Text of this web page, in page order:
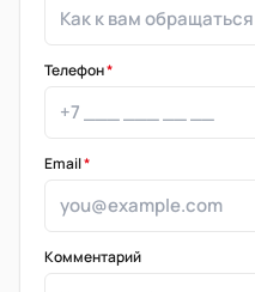
Телефон*
Email*
Комментарий